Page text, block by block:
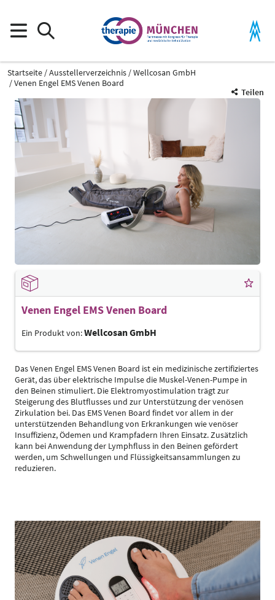
Startseite Ausstellerverzeichnis
Wellcosan GmbH
Venen Engel EMS Venen Board
Teilen
Venen Engel EMS Venen Board
Ein Produkt von:Wellcosan GmbH
Das Venen Engel EMS Venen Board ist ein medizinische zertifiziertes
Gerät, das über elektrische Impulse die Muskel-Venen-Pumpe in
den Beinen stimuliert. Die Elektromyostimulation trägt zur
Steigerung des Blutflusses und zur Unterstützung der venösen
Zirkulation bei. Das EMS Venen Board findet vor allem in der
unterstützenden Behandlung von Erkrankungen wie venöser
Insuffizienz, Ödemen und Krampfadern Ihren Einsatz. Zusätzlich
kann bei Anwendung der Lymphfluss in den Beinen gefördert
werden, um Schwellungen und Flüssigkeitsansammlungen zu
reduzieren.